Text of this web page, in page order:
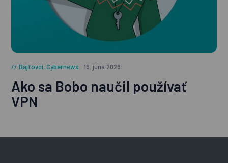
Bajtovci,Cybernews 16. júna 2026
Ako sa Bobo naučil používať
VPN